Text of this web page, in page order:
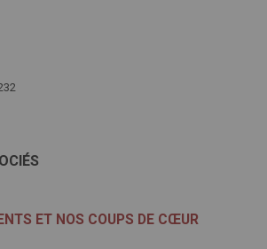
ET NOS COUPS DE CŒUR